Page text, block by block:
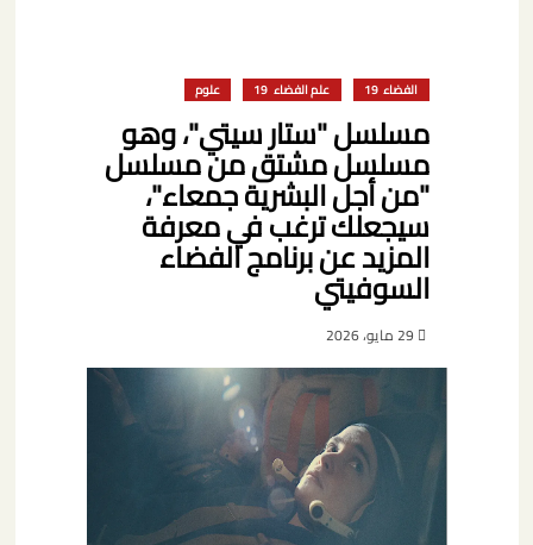
الفضاء علم الفضاء علوم
مسلسل "ستار سيتي"، وهو
مسلسل مشتق من مسلسل
"من أجل البشرية جمعاء"،
سيجعلك ترغب في معرفة
المزيد عن برنامج الفضاء
السوفيتي
29 مايو، 2026